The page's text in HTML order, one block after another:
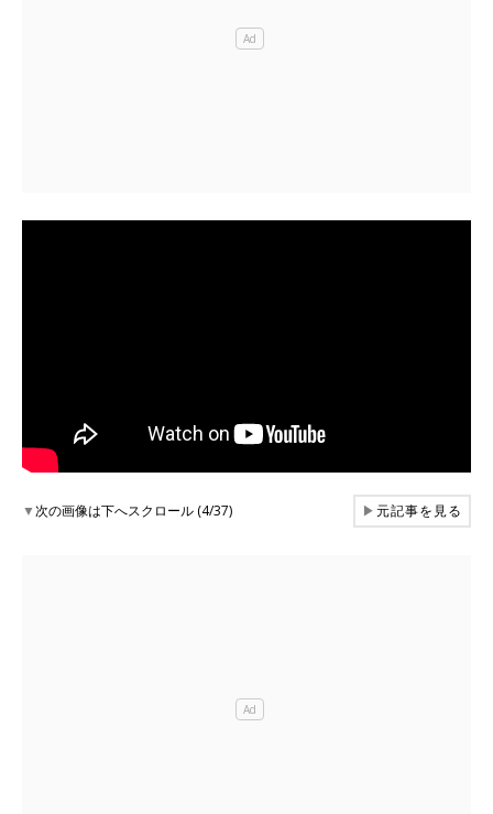
▼次の画像は下へスクロール (4/37) ▶元記事を見る